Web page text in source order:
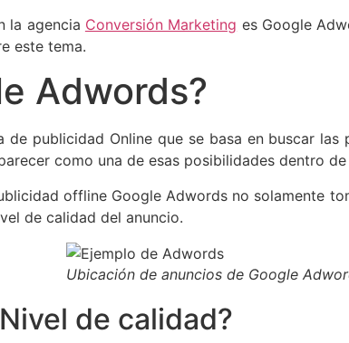
la agencia Conversión Marketing es Google
este tema.
Adwords?
de publicidad Online que se basa en buscar
como una de esas posibilidades dentro
offline Google Adwords no solamente
de calidad del anuncio.
Ubicación de anuncios de Google
de calidad?